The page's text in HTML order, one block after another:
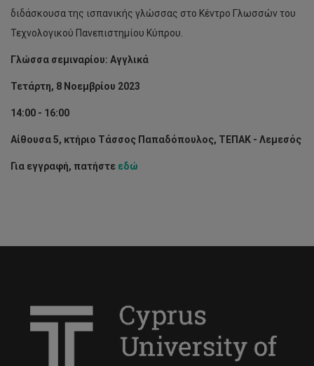
διδάσκουσα της ισπανικής γλώσσας στο Κέντρο Γλωσσών του
Τεχνολογικού Πανεπιστημίου Κύπρου.
Γλώσσα σεμιναρίου: Αγγλικά
Τετάρτη, 8 Νοεμβρίου 2023
14:00 - 16:00
Αίθουσα 5, κτήριο Τάσσος Παπαδόπουλος, ΤΕΠΑΚ - Λεμεσός
Για εγγραφή, πατήστε εδώ